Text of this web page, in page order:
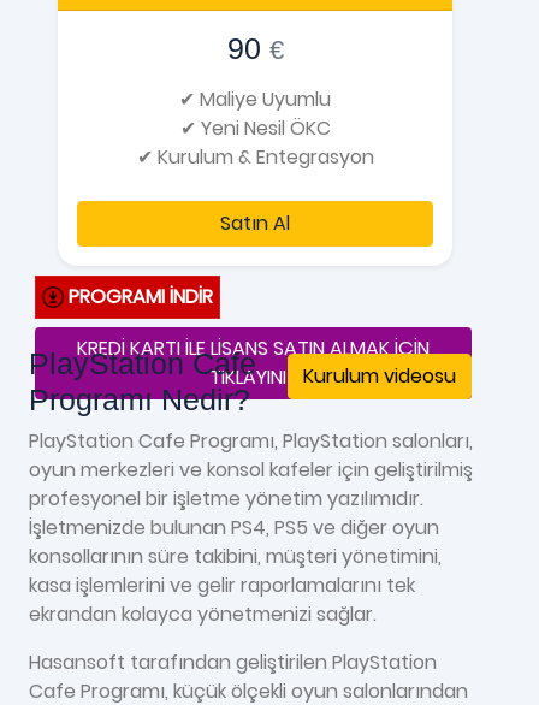
90 €
✔ Maliye Uyumlu
✔ Yeni Nesil ÖKC
✔ Kurulum & Entegrasyon
Satın Al
PROGRAMI İNDİR
KREDİ KARTI İLE LİSANS SATIN ALMAK İÇİN
TIKLAYINIZ
Kurulum videosu
PlayStation Cafe
Programı Nedir?
PlayStation Cafe Programı, PlayStation salonları,
oyun merkezleri ve konsol kafeler için geliştirilmiş
profesyonel bir işletme yönetim yazılımıdır.
İşletmenizde bulunan PS4, PS5 ve diğer oyun
konsollarının süre takibini, müşteri yönetimini,
kasa işlemlerini ve gelir raporlamalarını tek
ekrandan kolayca yönetmenizi sağlar.
Hasansoft tarafından geliştirilen PlayStation
Cafe Programı, küçük ölçekli oyun salonlarından